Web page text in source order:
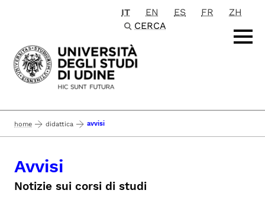
Passa al contenuto principale
IT EN ES FR
ZH
CERCA
home didattica avvisi
Avvisi
Notizie sui corsi di studi